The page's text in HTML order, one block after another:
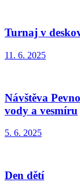
Turnaj v
11. 6. 2025
Návštěva
vody a vesmíru
5. 6. 2025
Den dětí